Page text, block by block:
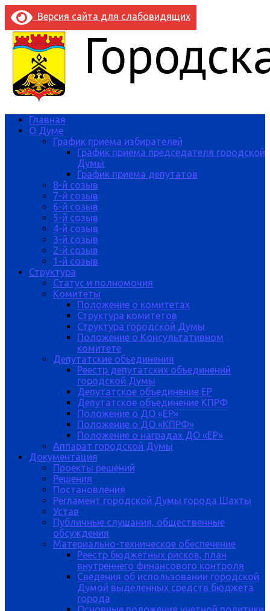
Версия сайта для слабовидящих
Главная
О Думе
График приема избирателей
График приема председателя городской
Думы
График приема депутатов
8-й созыв
7-й созыв
6-й созыв
5-й созыв
4-й созыв
3-й созыв
2-й созыв
1-й созыв
Структура
Статус и полномочия
Комитеты
Положение о комитетах
Структура комитетов
Структура городской Думы
Положение о Консультативном
комитете
Депутатские обьединения
Реестр депутатских объединений
городской Думы
Депутатское объединение ЕР
Депутатское объединение КПРФ
Положение о ДО «ЕР»
Положение о ДО «КПРФ»
Положение о наградах ДО «ЕР»
Аппарат городской Думы
Документация
Проекты решений
Решения
Постановления
Регламент городской Думы города Шахты
Устав
Публичные слушания, общественные
обсуждения
Материально-техническое обеспечение
Реестр бюджетных рисков, план
внутреннего финансового контроля
Сведения об использовании городской
Думой выделенных средств бюджета
города